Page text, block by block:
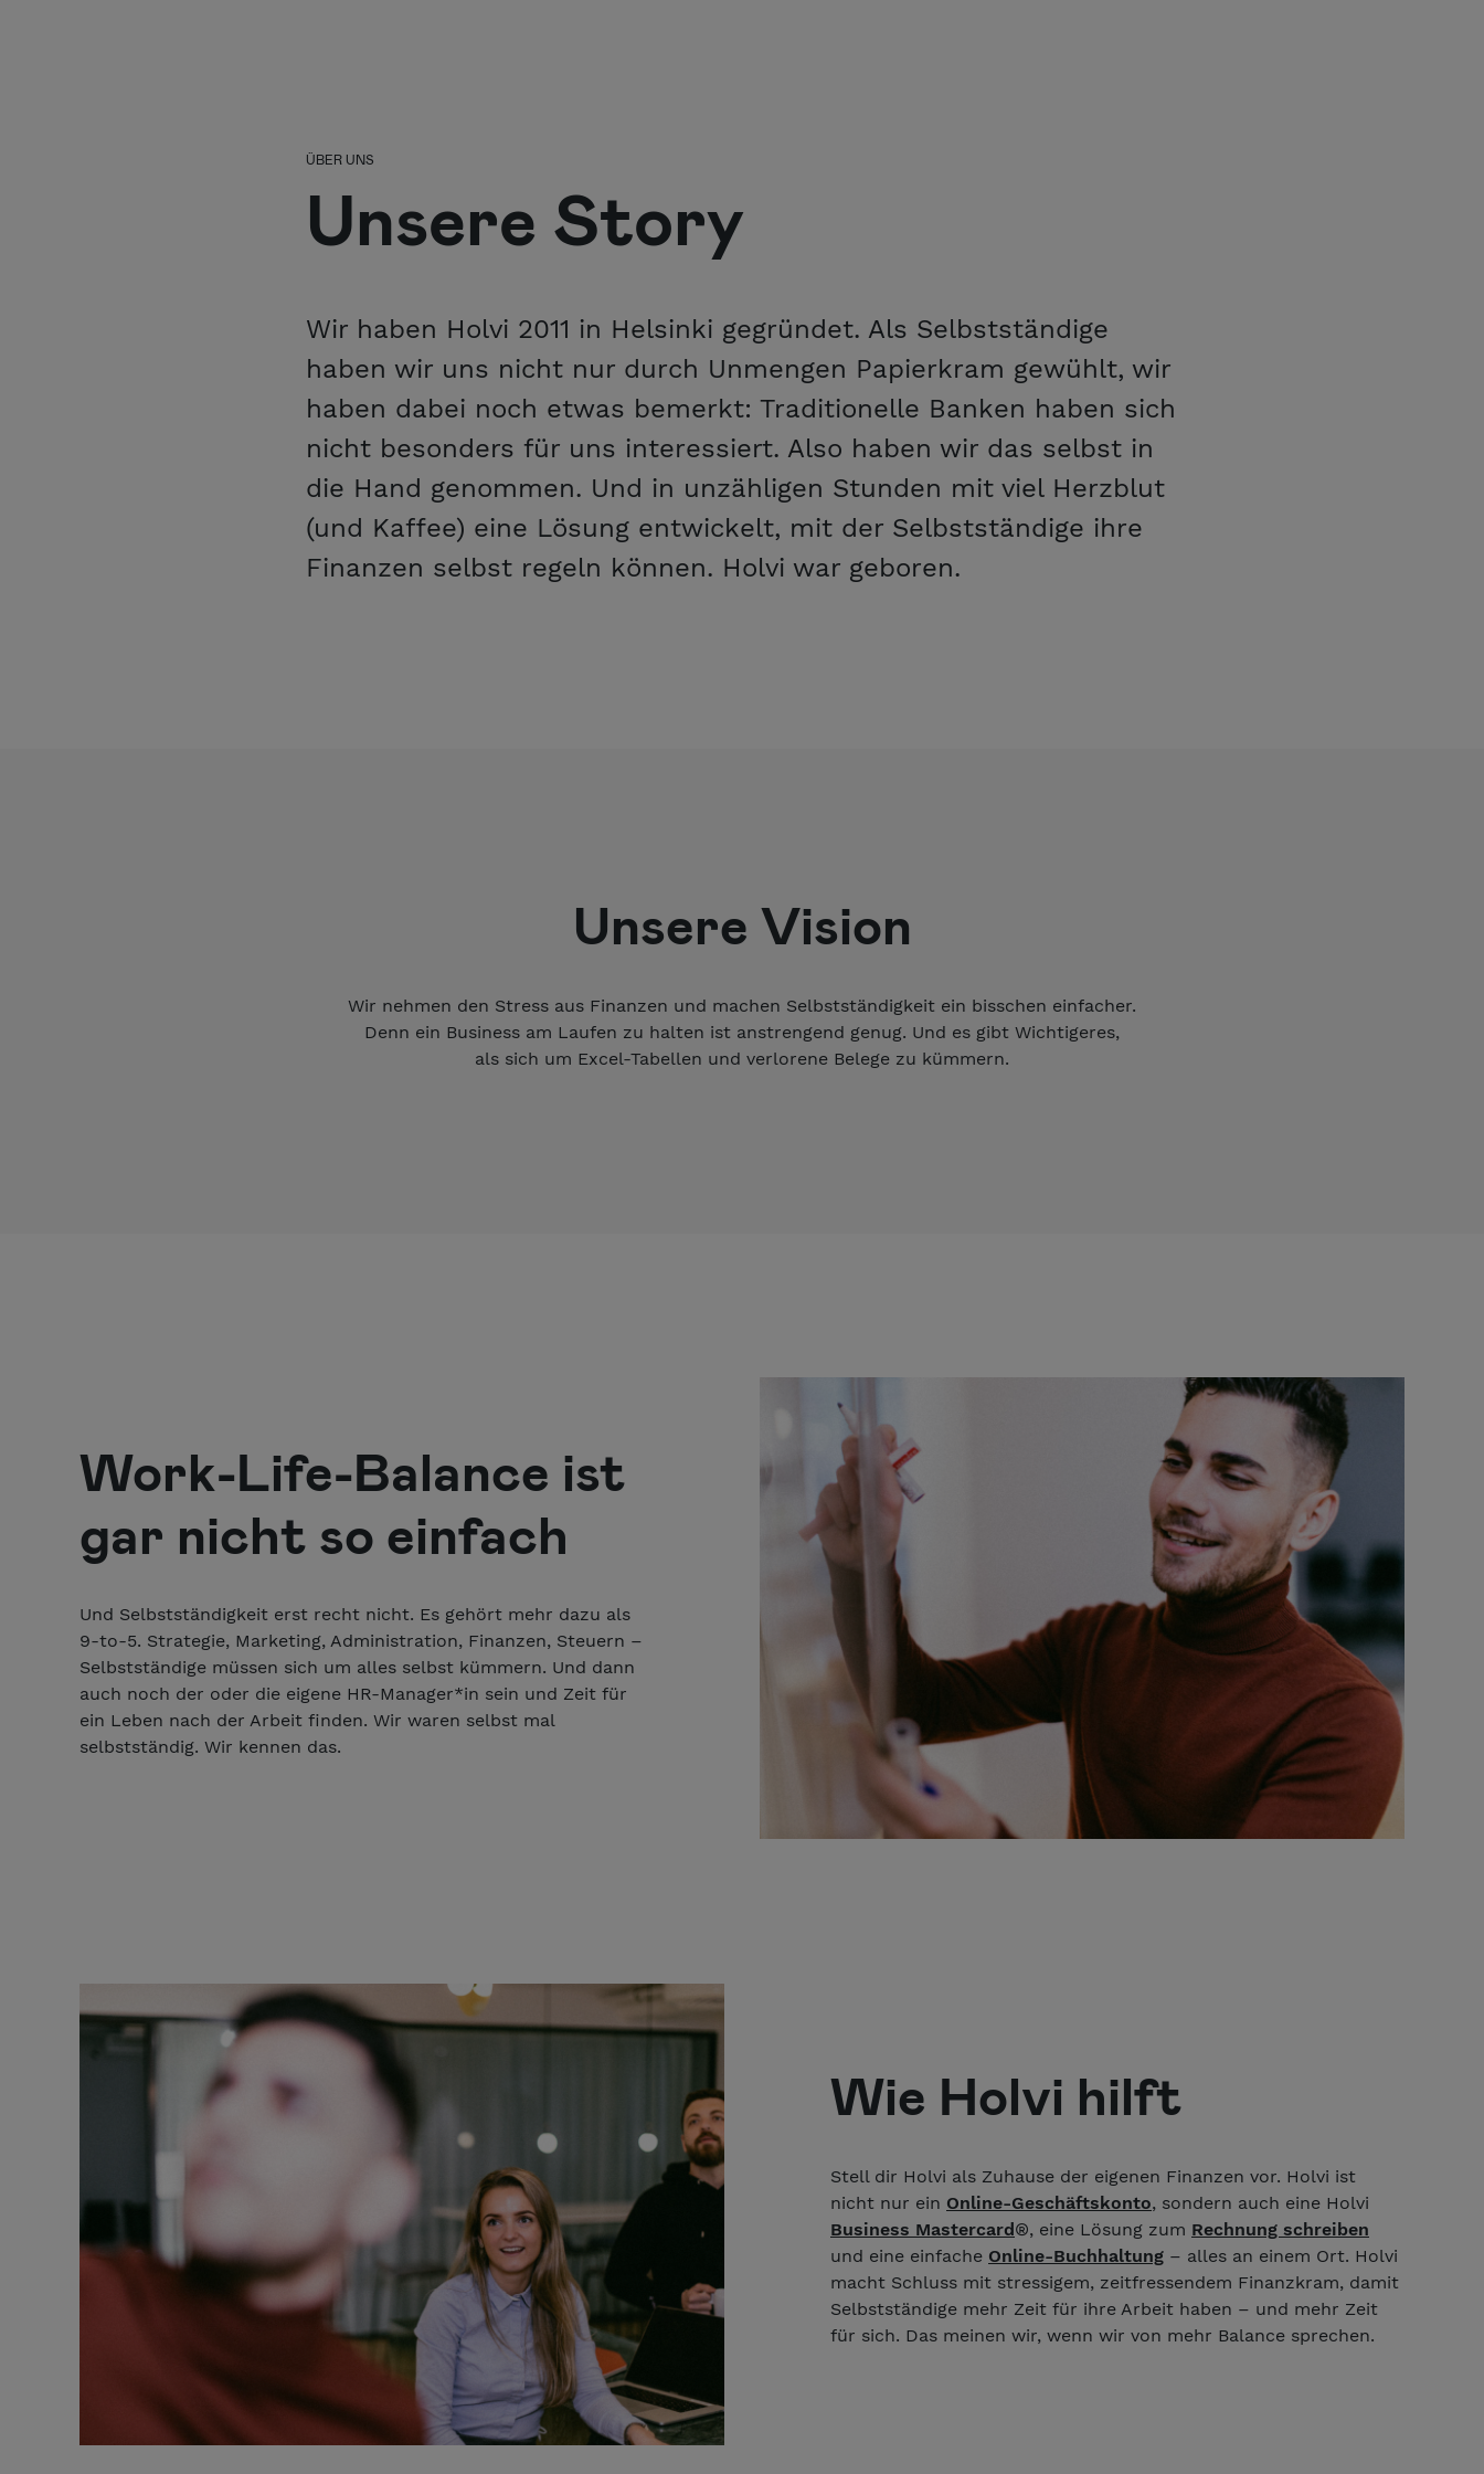
ÜBER UNS
Unsere Story
Wir haben Holvi 2011 in Helsinki gegründet. Als Selbstständige
haben wir uns nicht nur durch Unmengen Papierkram gewühlt, wir
haben dabei noch etwas bemerkt: Traditionelle Banken haben sich
nicht besonders für uns interessiert. Also haben wir das selbst in
die Hand genommen. Und in unzähligen Stunden mit viel Herzblut
(und Kaffee) eine Lösung entwickelt, mit der Selbstständige ihre
Finanzen selbst regeln können. Holvi war geboren.
Unsere Vision
Wir nehmen den Stress aus Finanzen und machen Selbstständigkeit ein bisschen einfacher.
Denn ein Business am Laufen zu halten ist anstrengend genug. Und es gibt Wichtigeres,
als sich um Excel-Tabellen und verlorene Belege zu kümmern.
Work-Life-Balance ist
gar nicht so einfach
Und Selbstständigkeit erst recht nicht. Es gehört mehr dazu als
9-to-5. Strategie, Marketing, Administration, Finanzen, Steuern –
Selbstständige müssen sich um alles selbst kümmern. Und dann
auch noch der oder die eigene HR-Manager*in sein und Zeit für
ein Leben nach der Arbeit finden. Wir waren selbst mal
selbstständig. Wir kennen das.
Wie Holvi hilft
Stell dir Holvi als Zuhause der eigenen Finanzen vor. Holvi ist
nicht nur ein Online-Geschäftskonto, sondern auch eine Holvi
Business Mastercard®, eine Lösung zum Rechnung schreiben
und eine einfache Online-Buchhaltung – alles an einem Ort. Holvi
macht Schluss mit stressigem, zeitfressendem Finanzkram, damit
Selbstständige mehr Zeit für ihre Arbeit haben – und mehr Zeit
für sich. Das meinen wir, wenn wir von mehr Balance sprechen.